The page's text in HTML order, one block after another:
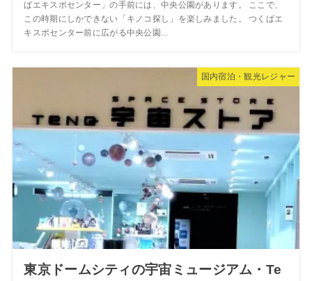
ばエキスポセンター」の手前には、中央公園があります。 ここで、
この時期にしかできない「キノコ探し」を楽しみました。 つくばエ
キスポセンター前に広がる中央公園...
国内宿泊・観光レジャー
東京ドームシティの宇宙ミュージアム・Te